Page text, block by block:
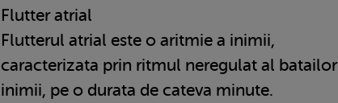
Flutter atrial
Flutterul atrial este o aritmie a inimii,
caracterizata prin ritmul neregulat al batailor
inimii, pe o durata de cateva minute.